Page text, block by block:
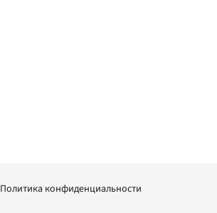
Политика конфиденциальности